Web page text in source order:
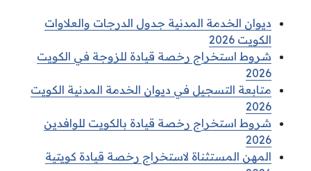
ديوان الخدمة المدنية جدول الدرجات والعلاوات
الكويت 2026
شروط استخراج رخصة قيادة للزوجة في الكويت
2026
متابعة التسجيل في ديوان الخدمة المدنية الكويت
2026
شروط استخراج رخصة قيادة بالكويت للوافدين
2026
المهن المستثناة لاستخراج رخصة قيادة كويتية